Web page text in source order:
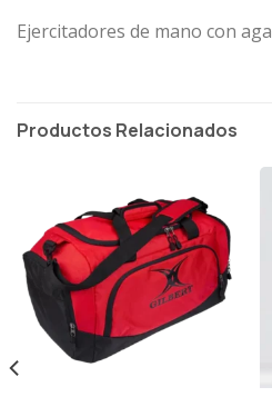
Ejercitadores de mano con
Productos Relacionados